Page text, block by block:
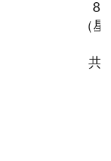
8
（
共